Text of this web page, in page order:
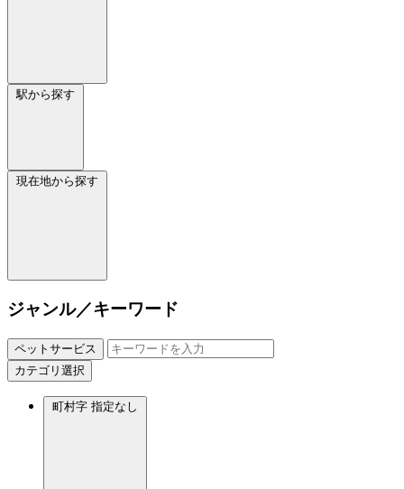
駅から探す
現在地から探す
ジャンル／キーワード
ペットサービス
カテゴリ選択
町村字 指定なし